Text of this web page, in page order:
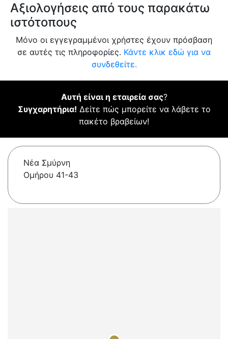
Αξιολογήσεις από τους παρακάτω
ιστότοπους
Μόνο οι εγγεγραμμένοι χρήστες έχουν πρόσβαση
σε αυτές τις πληροφορίες. Κάντε κλικ εδώ για να
συνδεθείτε.
Αυτή είναι η εταιρεία σας?
Συγχαρητήρια! Δείτε πώς μπορείτε να λάβετε το
πακέτο βραβείων!
Νέα Σμύρνη
Ομήρου 41-43